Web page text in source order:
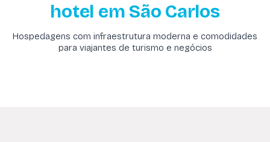
hotel em São Carlos
Hospedagens com infraestrutura moderna e comodidades
para viajantes de turismo e negócios